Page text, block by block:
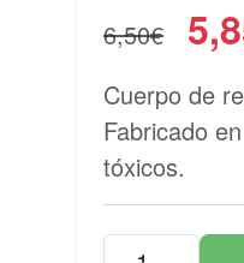
6,50€
Cuerpo de
Fabricado
tóxicos.